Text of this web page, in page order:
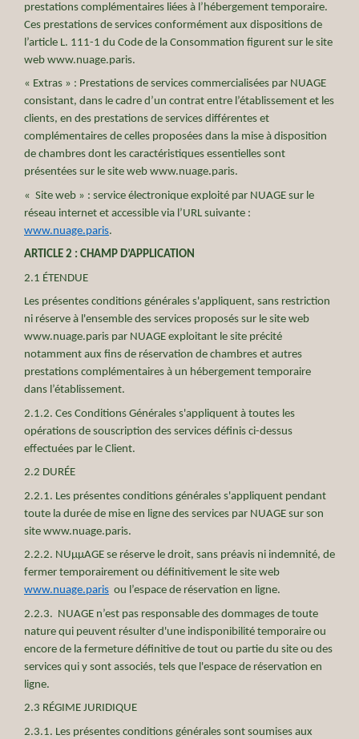
prestations complémentaires liées à l’hébergement temporaire.
Ces prestations de services conformément aux dispositions de
l’article L. 111-1 du Code de la Consommation figurent sur le site
web www.nuage.paris.
« Extras » : Prestations de services commercialisées par NUAGE
consistant, dans le cadre d’un contrat entre l’établissement et les
clients, en des prestations de services différentes et
complémentaires de celles proposées dans la mise à disposition
de chambres dont les caractéristiques essentielles sont
présentées sur le site web www.nuage.paris.
« Site web » : service électronique exploité par NUAGE sur le
réseau internet et accessible via l’URL suivante :
www.nuage.paris.
ARTICLE 2 : CHAMP D’APPLICATION
2.1 ÉTENDUE
Les présentes conditions générales s'appliquent, sans restriction
ni réserve à l'ensemble des services proposés sur le site web
www.nuage.paris par NUAGE exploitant le site précité
notamment aux fins de réservation de chambres et autres
prestations complémentaires à un hébergement temporaire
dans l’établissement.
2.1.2. Ces Conditions Générales s'appliquent à toutes les
opérations de souscription des services définis ci-dessus
effectuées par le Client.
2.2 DURÉE
2.2.1. Les présentes conditions générales s'appliquent pendant
toute la durée de mise en ligne des services par NUAGE sur son
site www.nuage.paris.
2.2.2. NUµµAGE se réserve le droit, sans préavis ni indemnité, de
fermer temporairement ou définitivement le site web
www.nuage.paris ou l’espace de réservation en ligne.
2.2.3. NUAGE n’est pas responsable des dommages de toute
nature qui peuvent résulter d'une indisponibilité temporaire ou
encore de la fermeture définitive de tout ou partie du site ou des
services qui y sont associés, tels que l'espace de réservation en
ligne.
2.3 RÉGIME JURIDIQUE
2.3.1. Les présentes conditions générales sont soumises aux